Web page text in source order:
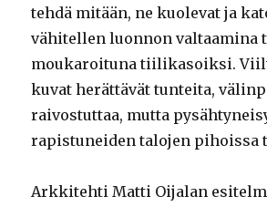
tehdä mitään, ne kuolevat ja
vähitellen luonnon valtaamina
moukaroituna tiilikasoiksi.
kuvat herättävät tunteita,
raivostuttaa, mutta
rapistuneiden talojen pihoissa
Arkkitehti Matti Oijalan